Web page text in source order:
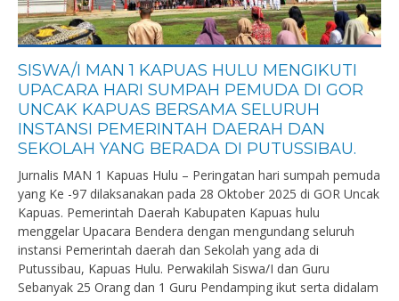
SISWA/I MAN 1 KAPUAS HULU MENGIKUTI
UPACARA HARI SUMPAH PEMUDA DI GOR
UNCAK KAPUAS BERSAMA SELURUH
INSTANSI PEMERINTAH DAERAH DAN
SEKOLAH YANG BERADA DI PUTUSSIBAU.
Jurnalis MAN 1 Kapuas Hulu – Peringatan hari sumpah pemuda
yang Ke -97 dilaksanakan pada 28 Oktober 2025 di GOR Uncak
Kapuas. Pemerintah Daerah Kabupaten Kapuas hulu
menggelar Upacara Bendera dengan mengundang seluruh
instansi Pemerintah daerah dan Sekolah yang ada di
Putussibau, Kapuas Hulu. Perwakilah Siswa/I dan Guru
Sebanyak 25 Orang dan 1 Guru Pendamping ikut serta didalam